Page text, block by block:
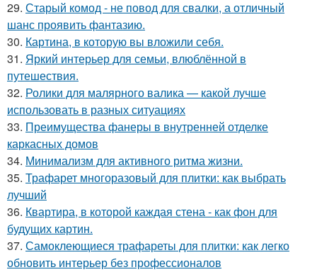
29. Старый комод - не повод для свалки, а отличный
шанс проявить фантазию.
30. Картина, в которую вы вложили себя.
31. Яркий интерьер для семьи, влюблённой в
путешествия.
32. Ролики для малярного валика — какой лучше
использовать в разных ситуациях
33. Преимущества фанеры в внутренней отделке
каркасных домов
34. Минимализм для активного ритма жизни.
35. Трафарет многоразовый для плитки: как выбрать
лучший
36. Квартира, в которой каждая стена - как фон для
будущих картин.
37. Самоклеющиеся трафареты для плитки: как легко
обновить интерьер без профессионалов